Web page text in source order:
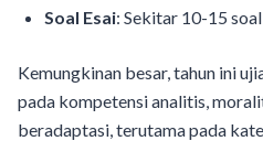
Soal Esai: Sekitar 10-15 soal
Kemungkinan besar, tahun ini
pada kompetensi analitis,
beradaptasi, terutama pada